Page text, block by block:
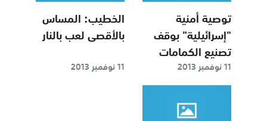
توصية أمنية
"إسرائيلية" بوقف
تصنيع الكمامات
الواقية
11 نوفمبر 2013
الخطيب: المساس
بالأقصى لعب بالنار
11 نوفمبر 2013